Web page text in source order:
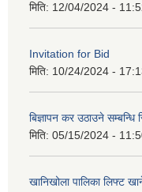
मिति: 12/04/2024 -
Invitation for Bid
मिति: 10/24/2024 -
बिज्ञापन कर उठाउने
मिति: 05/15/2024 -
खानिखोला पालिका लिफ्ट